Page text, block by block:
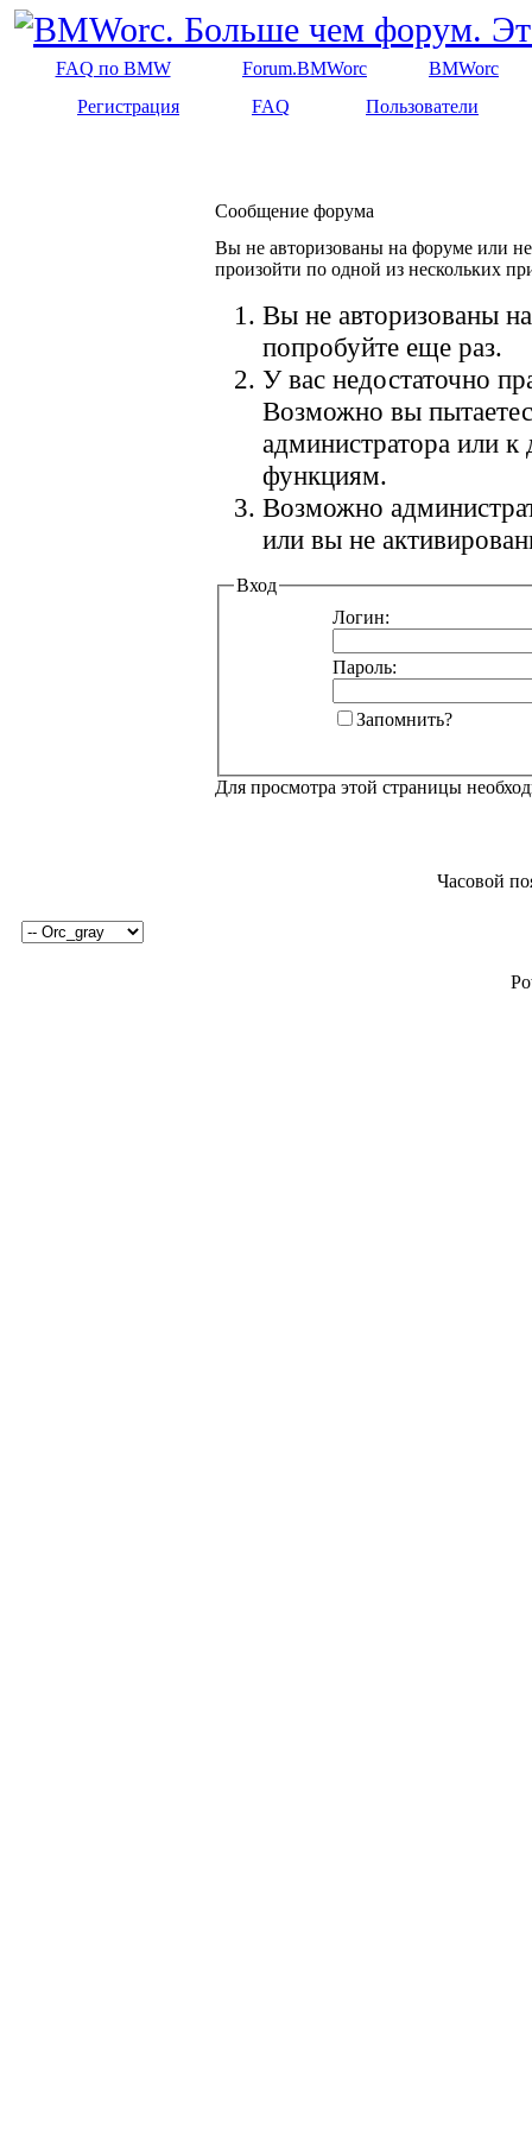
FAQ по BMW Forum.BMWorc
BMWorc
Регистрация
FAQ Пользователи
Сообщение форума
Вы не авторизованы на форуме или
произойти по одной из нескольких
Вы не авторизованы
попробуйте еще раз.
У вас недостаточно
Возможно вы
администратора или
функциям.
Возможно
или вы не
Вход
Логин:
Пароль:
Запомнить?
Для просмотра этой страницы
Часовой